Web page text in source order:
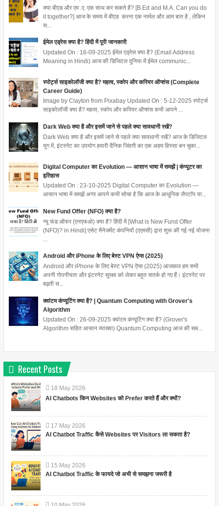
क्या बीएड और एम .ए. एक साथ कर सकते है? [B.Ed and M.A. Can you do
it together?] आज के समय में बीएड करना एक नार्मल और आम बात है , लेकिन
स...
ईमेल एड्रेस क्या है? हिंदी में पूरी जानकारी
Updated On : 16-09-2025 ईमेल एड्रेस क्या है? (Email Address
Meaning in Hindi) आज की डिजिटल दुनिया में ईमेल communic...
स्पोर्ट्स साइकोलॉजी क्या है? महत्व, स्कोप और करियर ऑप्शंस (Complete
Career Guide)
Image by Clayton from Pixabay Updated On : 5-12-2025 स्पोर्ट्स
साइकोलॉजी क्या है? महत्व, स्कोप और करियर ऑप्शंस कभी आपने ...
Dark Web क्या है और इसमें जाने से पहले क्या सावधानी रखें?
Dark Web क्या है और इसमें जाने से पहले क्या सावधानी रखें? आज के डिजिटल
युग में, इंटरनेट का उपयोग हमारी दैनिक जिंदगी का एक अहम हिस्सा बन चुका...
Digital Computer का Evolution — आसान भाषा में समझें | कंप्यूटर का
इतिहास
Updated On : 23-10-2025 Digital Computer का Evolution —
आसान भाषा में समझें अगर आपने कभी सोचा है कि आज के आधुनिक लैपटॉप या...
New Fund Offer (NFO) क्या है?
न्यू फंड ऑफर (एनएफओ) क्या है? हिंदी में [What is New Fund Offer
(NFO)? in Hindi] एसेट मैनेजमेंट कंपनियों (एएमसी) द्वारा शुरू की गई नई योजना
Android और iPhone के लिए बेस्ट VPN ऐप्स (2025)
Android और iPhone के लिए बेस्ट VPN ऐप्स (2025) आजकल हम सभी
अपनी गोपनीयता और इंटरनेट सुरक्षा को लेकर बहुत सतर्क हो गए हैं। इंटरनेट पर
बढ़ती स...
क्वांटम कंप्यूटिंग क्या है? | Quantum Computing with Grover's
Algorithm
Updated On : 26-09-2025 क्वांटम कंप्यूटिंग क्या है? (Grover's
Algorithm सहित आसान व्याख्या) Quantum Computing आज की सब...
Recent Posts
18 May 2026
AI Chatbots किन Websites को Prefer करते हैं और क्यों?
17 May 2026
AI Chatbot Traffic कैसे Websites पर Visitors ला सकता है?
15 May 2026
AI Chatbot Traffic के फायदे जो अभी से समझना जरूरी है